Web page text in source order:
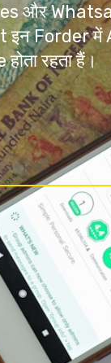
और
इन Forder
रहता हैं।